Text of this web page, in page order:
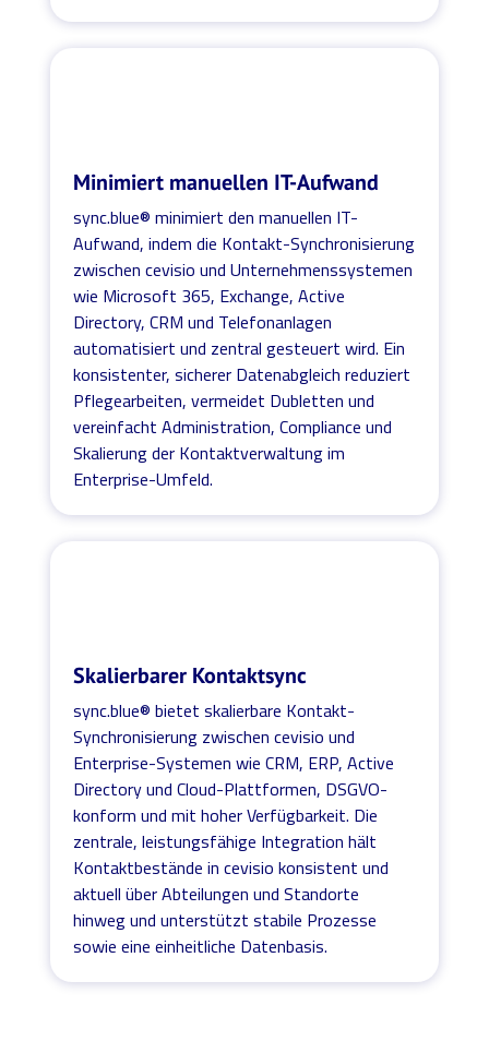
Minimiert manuellen IT-Aufwand
sync.blue® minimiert den manuellen IT-
Aufwand, indem die Kontakt-Synchronisierung
zwischen cevisio und Unternehmenssystemen
wie Microsoft 365, Exchange, Active
Directory, CRM und Telefonanlagen
automatisiert und zentral gesteuert wird. Ein
konsistenter, sicherer Datenabgleich reduziert
Pflegearbeiten, vermeidet Dubletten und
vereinfacht Administration, Compliance und
Skalierung der Kontaktverwaltung im
Enterprise-Umfeld.
Skalierbarer Kontaktsync
sync.blue® bietet skalierbare Kontakt-
Synchronisierung zwischen cevisio und
Enterprise-Systemen wie CRM, ERP, Active
Directory und Cloud-Plattformen, DSGVO-
konform und mit hoher Verfügbarkeit. Die
zentrale, leistungsfähige Integration hält
Kontaktbestände in cevisio konsistent und
aktuell über Abteilungen und Standorte
hinweg und unterstützt stabile Prozesse
sowie eine einheitliche Datenbasis.